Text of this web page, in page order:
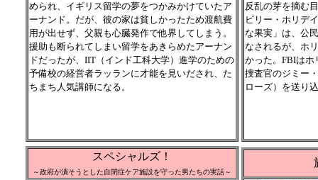
められ、イギリス留学の夢をつかみかけていたア
ーナンド。だが、彼の家は貧しかったため渡航費
用が出せず、父親も心臓発作で他界してしまう。
援助も断られてしまい留学をあきらめたアーナン
ドだったが、IIT（インド工科大学）進学のための
予備校の経営者ラッランに才能を見いだされ、た
ちまち人気講師になる。
反乱の芽を摘む
ビリー・ホリデ
な果実」は、公
なされるが、ホ
かった。FBIはホ
捜査官のジミー
ローズ）を送り
スペシャルズ！
～政府が潰そうとした自閉症ケア施設を守った男たちの実話～